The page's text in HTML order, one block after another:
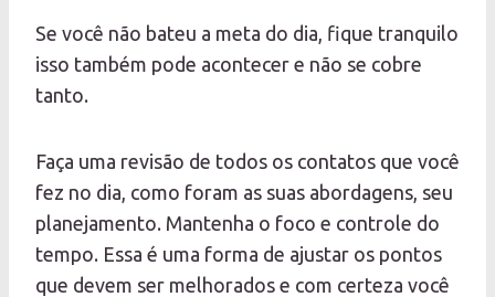
Se você não bateu a meta do dia, fique tranquilo
isso também pode acontecer e não se cobre
tanto.
Faça uma revisão de todos os contatos que você
fez no dia, como foram as suas abordagens, seu
planejamento. Mantenha o foco e controle do
tempo. Essa é uma forma de ajustar os pontos
que devem ser melhorados e com certeza você